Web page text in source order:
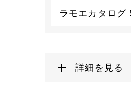
ラモエカタログ
詳細を見る